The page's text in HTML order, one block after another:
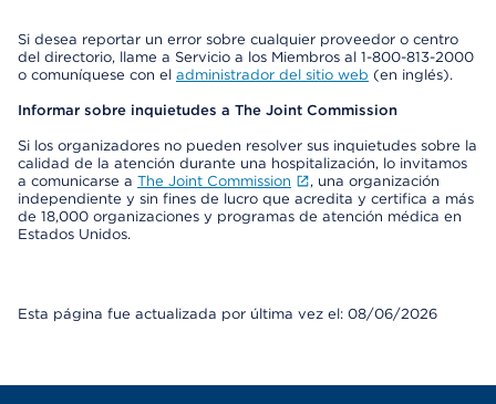
Si desea reportar un error sobre cualquier proveedor o centro
del directorio, llame a Servicio a los Miembros al 1-800-813-2000
o comuníquese con el administrador del sitio web (en inglés).
Informar sobre inquietudes a The Joint Commission
Si los organizadores no pueden resolver sus inquietudes sobre la
calidad de la atención durante una hospitalización, lo invitamos
a comunicarse a The Joint Commission
, una organización
independiente y sin fines de lucro que acredita y certifica a más
de 18,000 organizaciones y programas de atención médica en
Estados Unidos.
Esta página fue actualizada por última vez el: 08/06/2026